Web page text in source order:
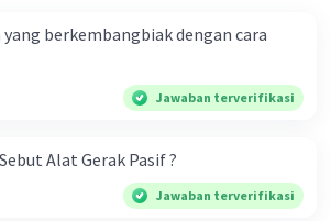
Ini mencakup lingkungan fisik di
seperti kualitas udara, air, dan
Lingkungan yang sehat dapat
positif pada kesehatan individu.
Meskipun tidak selalu disertakan
definisi kesehatan, dimensi spiritual juga
oleh beberapa orang. Ini mencakup
berkembangbiak dengan cara
Jawaban terverifikasi
Alat Gerak Pasif ?
Jawaban terverifikasi